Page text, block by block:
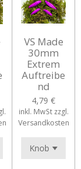
VS Made
30mm
Extrem
Auftreibe
nd
4,79 €
inkl. MwSt zzgl.
Versandkosten